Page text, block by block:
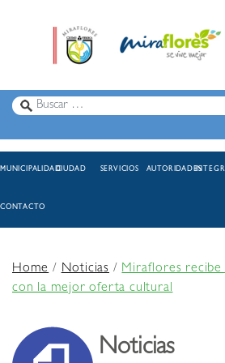
MUNICIPALIDADCIUDAD SERVICIOS AUTORIDADES
CONTACTO
Home/Noticias /Miraflores recibe
con la mejor oferta cultural
Noticias